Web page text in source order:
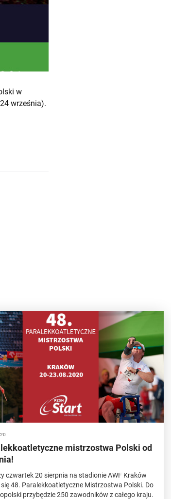
w
września).
mistrzostwa Polski od
czwartek 20 sierpnia na stadionie AWF Kraków
48. Paralekkoatletyczne Mistrzostwa Polski. Do
przybędzie 250 zawodników z całego kraju.